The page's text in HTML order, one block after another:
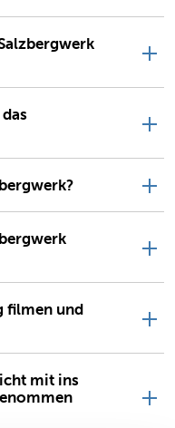
filmen und
mit ins